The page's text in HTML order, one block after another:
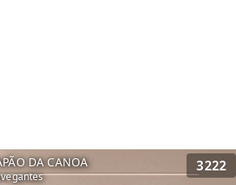
DA CANOA 3222